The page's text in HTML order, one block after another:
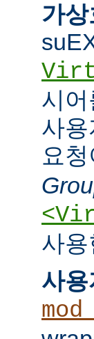
가
시
사
요청
사용
사